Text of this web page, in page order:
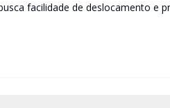
facilidade de deslocamento e